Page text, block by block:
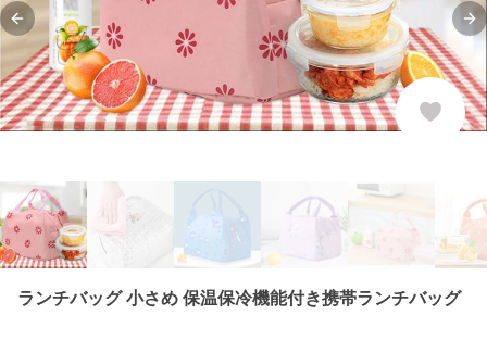
Previous slide
ランチバッグ 小さめ 保温保冷機能付き携帯ランチバッグ